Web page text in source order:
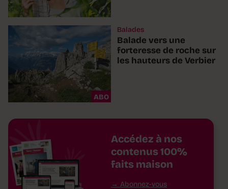
ABO
Balades
Balade vers une
forteresse de roche sur
les hauteurs de Verbier
Accédez à nos
contenus 100%
faits maison
Abonnez-vous